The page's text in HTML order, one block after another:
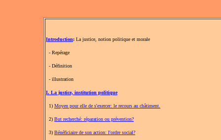
Introduction: La justice, notion politique et morale
- Repérage
- Définition
- illustration
I. La justice, institution politique
1) Moyen pour elle de s'exercer: le recours au châtiment.
2) But recherché: réparation ou prévention?
3) Bénéficiaire de son action: l'ordre social?